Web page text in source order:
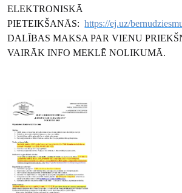
ELEKTRONISKĀ
PIETEIKŠANĀS: https://ej.uz/
DALĪBAS MAKSA PAR VIENU
VAIRĀK INFO MEKLĒ NOLIKUMĀ.